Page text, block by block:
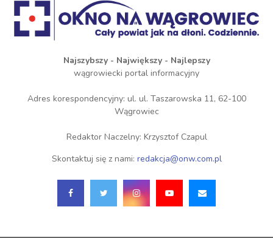
Najszybszy - Największy - Najlepszy
wągrowiecki portal informacyjny
Adres korespondencyjny: ul. ul. Taszarowska 11, 62-100
Wągrowiec
Redaktor Naczelny: Krzysztof Czapul
Skontaktuj się z nami: redakcja@onw.com.pl